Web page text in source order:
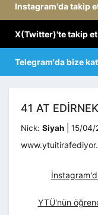
Instagram'da takip
X(Twitter)'te takip
Telegram'da bize
41 AT
Nick: Siyah 15/04/
YTÜ'nün